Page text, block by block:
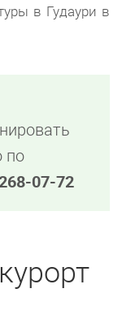
в Гудаури в
по
07-72